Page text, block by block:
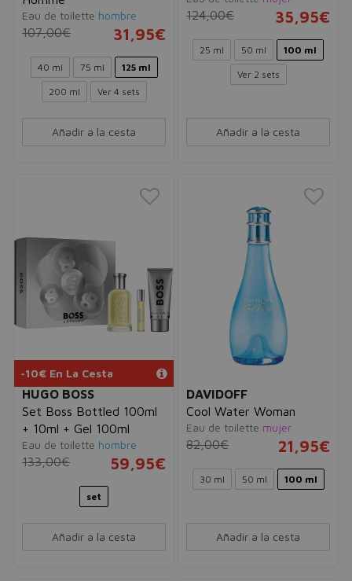
Eau de toilette hombre
107,00€ 31,95€
40 ml 75 ml 125 ml
200 ml Ver 4 sets
Añadir a la cesta
124,00€ 35,95€
25 ml 50 ml 100 ml
Ver 2 sets
Añadir a la cesta
-10€ En La Cesta
HUGO BOSS
Set Boss Bottled 100ml
+ 10ml + Gel 100ml
Eau de toilette hombre
133,00€ 59,95€
set
Añadir a la cesta
DAVIDOFF
Cool Water Woman
Eau de toilette mujer
82,00€ 21,95€
30 ml 50 ml 100 ml
Añadir a la cesta